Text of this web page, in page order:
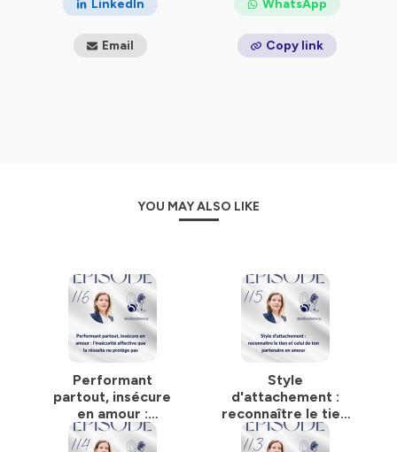
relationnelle, estime de soi, limites, intimité (émotionnelle,
intellectuelle, physique), peur de l’abandon, peur du rejet, trahison,
langage de l'amour, reconnexion, réconciliation et décisions
votre dynamique relationnelle, pour avancer vers plus de paix
——————
❤️ Vous pouvez soutenir ce podcast :
1️⃣ Abonnez-vous 🔔 pour ne rien manquer
2️⃣ Laissez un commentaire / un avis + la note de votre choix
3️⃣ Le partager sur vos réseaux
Envie d’être accompagné(e) ? D'être guidé(e) ?
Réservez un appel clarté : https://celine-domecq.com/appel-
celine-domecq
LinkedIn WhatsApp
Email Copy link
YOU MAY ALSO LIKE
Performant
partout, insécure
en amour :
l'insécurité
affective que la
Style
d'attachement :
reconnaître le tien
et celui de ton
partenaire en